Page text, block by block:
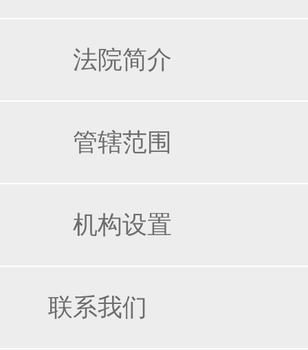
法院简介
管辖范围
机构设置
联系我们